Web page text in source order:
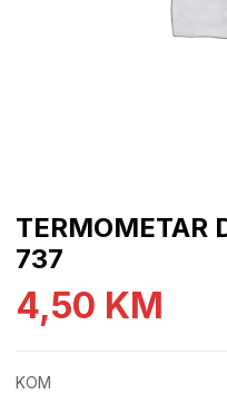
TERMOMETAR
737
4,50 KM
KOM